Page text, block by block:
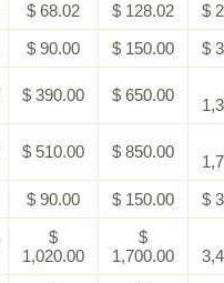
$ 68.02 $ 128.02
$
$ 90.00 $ 150.00 $
$ 390.00 $ 650.00
$ 510.00 $ 850.00
$ 90.00 $ 150.00 $
$
1,020.00
$
1,700.00